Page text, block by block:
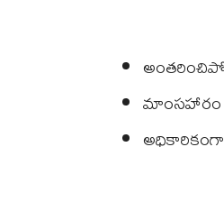
మాంసహారం
అధికారికంగా